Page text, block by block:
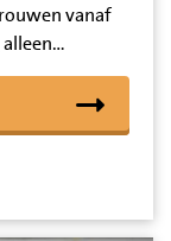
vanaf
alleen…